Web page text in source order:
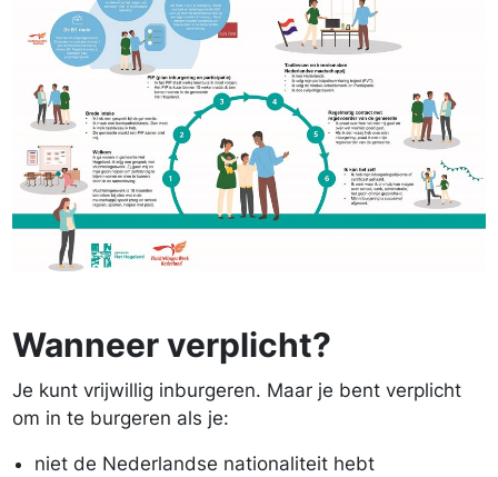
Wanneer verplicht?
Je kunt vrijwillig inburgeren. Maar je bent verplicht
om in te burgeren als je:
niet de Nederlandse nationaliteit hebt